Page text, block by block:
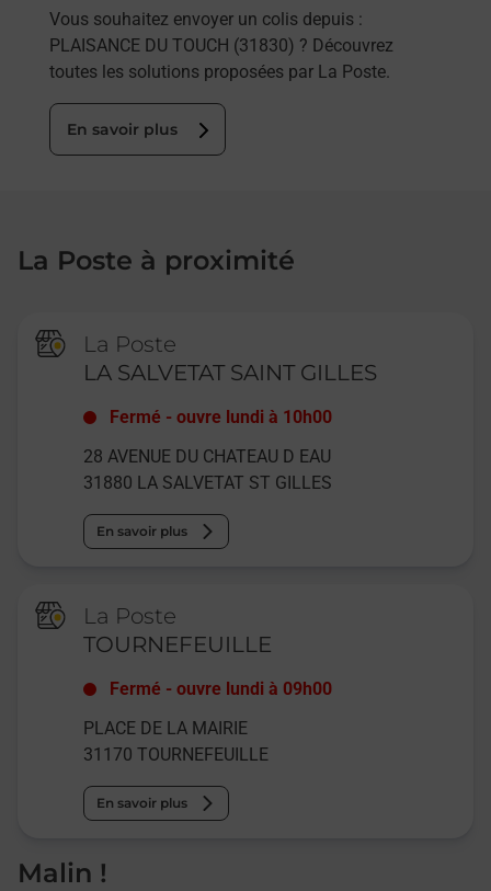
Vous souhaitez envoyer un colis depuis :
PLAISANCE DU TOUCH (31830) ? Découvrez
toutes les solutions proposées par La Poste.
En savoir plus
La Poste à proximité
La Poste
LA SALVETAT SAINT GILLES
Fermé -ouvre lundi à 10h00
28 AVENUE DU CHATEAU D EAU
31880 LA SALVETAT ST GILLES
En savoir plus
La Poste
TOURNEFEUILLE
Fermé -ouvre lundi à 09h00
PLACE DE LA MAIRIE
31170 TOURNEFEUILLE
En savoir plus
Malin !